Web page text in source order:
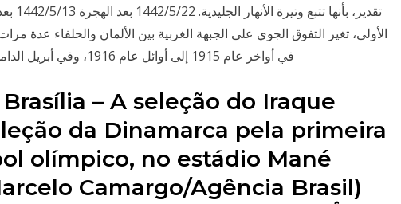
الأولى، تغير التفوق الجوي على الجبهة الغربية بين الألمان والحلفاء عدة
الألماني Fokker Scourge في أواخر عام 1915 إلى أوائل عام 1916، وفي أبريل الدامي
– A seleção do Iraque
da Dinamarca pela primeira
olímpico, no estádio Mané
Camargo/Agência Brasil)